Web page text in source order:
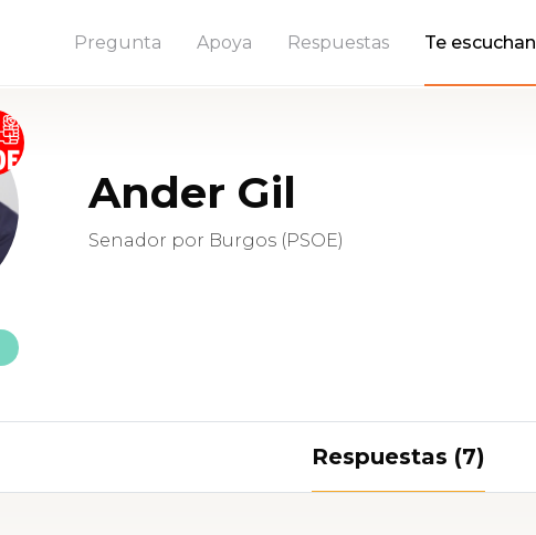
Pregunta Apoya Respuestas Te escuchan
Ander Gil
Senador por Burgos (PSOE)
Respuestas (7)